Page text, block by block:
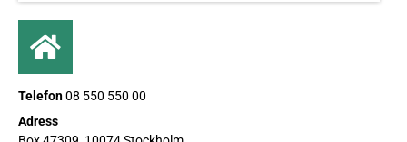
Telefon08 550 550 00
Adress